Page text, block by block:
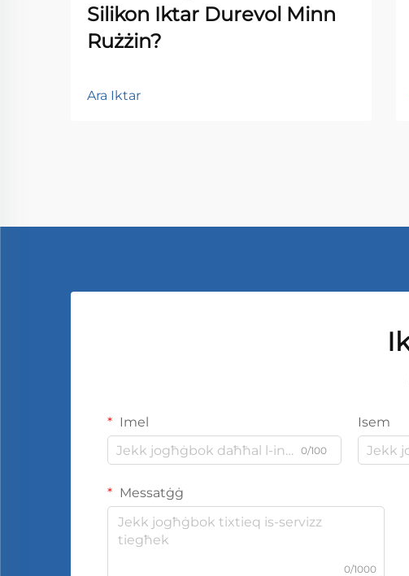
Silikon Iktar Durevol Minn
Rużżin?
Ara Iktar
Imel
0/100
Isem
Messatġġ
0/1000